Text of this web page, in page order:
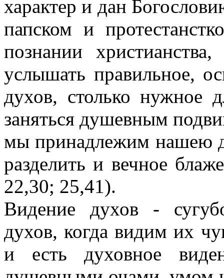
характер и дан
папском и
познании
услышать правильное,
духов, столько нужное
заняться душевным
мы принадлежим нашею
разделить и вечное
22,30; 25,41).
Видение духов -
духов, когда видим их
и есть духовное